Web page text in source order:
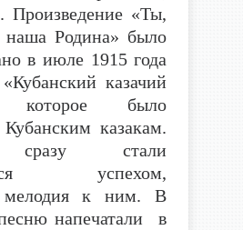
Произведение «Ты,
наша Родина» было
в июле 1915 года
казачий
которое было
казакам.
сразу стали
успехом,
мелодия к ним. В
напечатали в